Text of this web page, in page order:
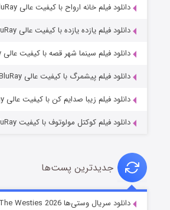
خاندان اژدها فصل ۳
دانلود فیلم خانه ارواح با کیفیت عالی BluRay
دانلود فیلم یازده یازده با کیفیت عالی BluRay
دانلود فیلم سینما شهر قصه با کیفیت عالی BluRay
دانلود فیلم پیشمرگ با کیفیت عالی BluRay
دانلود فیلم زیبا صدایم کن با کیفیت عالی BluRay
دانلود فیلم کوکتل مولوتوف با کیفیت BluRay
جدیدترین پست‌ها
دانلود سریال وستی‌ها The Westies 2026